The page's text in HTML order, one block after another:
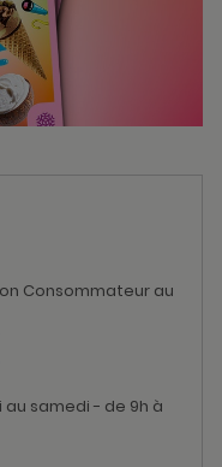
Consommateur au
samedi - de 9h à